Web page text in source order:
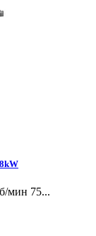
мин 75...